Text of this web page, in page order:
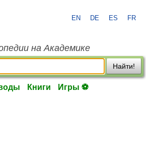
EN DE ES FR
на Академике
Найти!
Книги Игры ⚽